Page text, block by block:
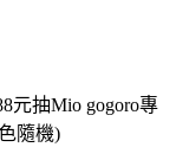
元抽Mio gogoro專
隨機)